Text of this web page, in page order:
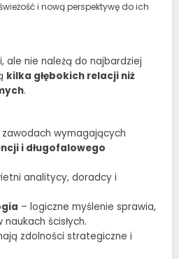
i nową perspektywę do ich
ale nie należą do najbardziej
kilka głębokich relacji niż
.
wymagających
i długofalowego
analitycy, doradcy i
– logiczne myślenie sprawia,
ścisłych.
zdolności strategiczne i